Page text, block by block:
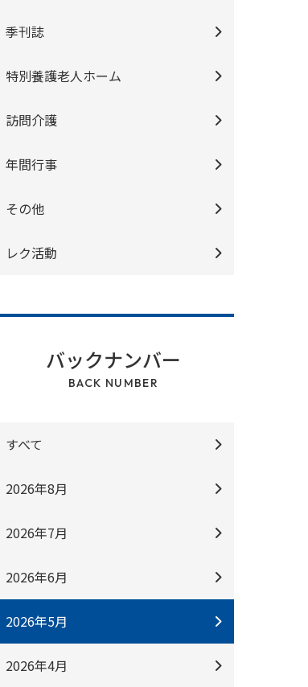
季刊誌
特別養護老人ホーム
訪問介護
年間行事
その他
レク活動
バックナンバー
BACK NUMBER
すべて
2026年8月
2026年7月
2026年6月
2026年5月
2026年4月